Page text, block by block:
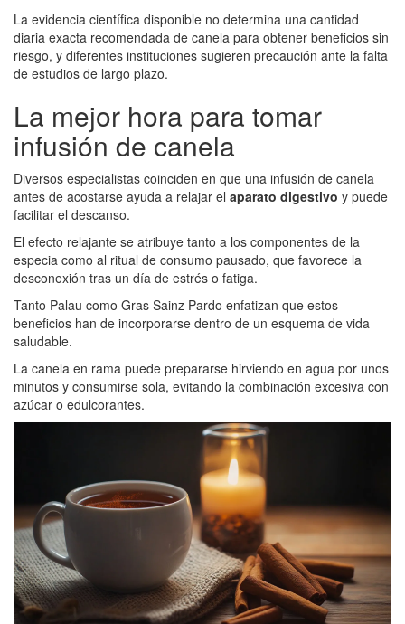
La evidencia científica disponible no determina una cantidad
diaria exacta recomendada de canela para obtener beneficios sin
riesgo, y diferentes instituciones sugieren precaución ante la falta
de estudios de largo plazo.
La mejor hora para tomar
infusión de canela
Diversos especialistas coinciden en que una infusión de canela
antes de acostarse ayuda a relajar el aparato digestivo y puede
facilitar el descanso.
El efecto relajante se atribuye tanto a los componentes de la
especia como al ritual de consumo pausado, que favorece la
desconexión tras un día de estrés o fatiga.
Tanto Palau como Gras Sainz Pardo enfatizan que estos
beneficios han de incorporarse dentro de un esquema de vida
saludable.
La canela en rama puede prepararse hirviendo en agua por unos
minutos y consumirse sola, evitando la combinación excesiva con
azúcar o edulcorantes.